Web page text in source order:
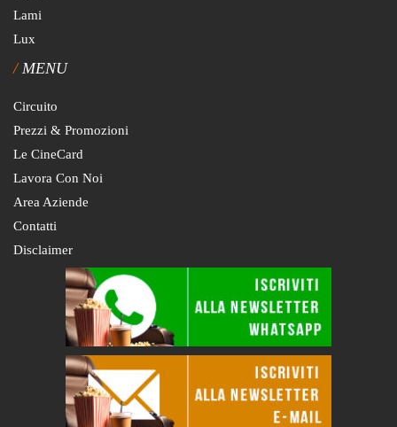
Lami
Lux
MENU
Circuito
Prezzi & Promozioni
Le CineCard
Lavora Con Noi
Area Aziende
Contatti
Disclaimer